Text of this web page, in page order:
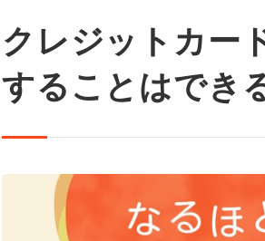
クレジットカー
することはでき